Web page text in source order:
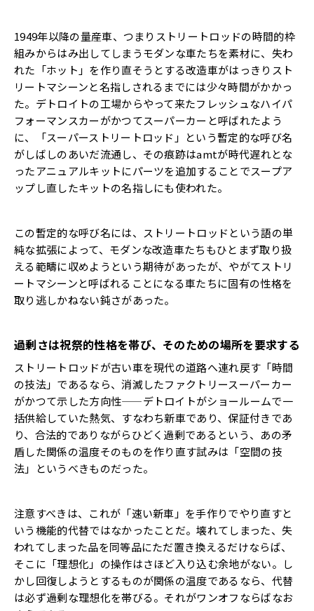
1949年以降の量産車、つまりストリートロッドの時間的枠
組みからはみ出してしまうモダンな車たちを素材に、失わ
れた「ホット」を作り直そうとする改造車がはっきりスト
リートマシーンと名指しされるまでには少々時間がかかっ
た。デトロイトの工場からやって来たフレッシュなハイパ
フォーマンスカーがかつてスーパーカーと呼ばれたよう
に、「スーパーストリートロッド」という暫定的な呼び名
がしばしのあいだ流通し、その痕跡はamtが時代遅れとな
ったアニュアルキットにパーツを追加することでスープア
ップし直したキットの名指しにも使われた。
この暫定的な呼び名には、ストリートロッドという語の単
純な拡張によって、モダンな改造車たちもひとまず取り扱
える範疇に収めようという期待があったが、やがてストリ
ートマシーンと呼ばれることになる車たちに固有の性格を
取り逃しかねない鈍さがあった。
過剰さは祝祭的性格を帯び、そのための場所を要求する
ストリートロッドが古い車を現代の道路へ連れ戻す「時間
の技法」であるなら、消滅したファクトリースーパーカー
がかつて示した方向性——デトロイトがショールームで一
括供給していた熱気、すなわち新車であり、保証付きであ
り、合法的でありながらひどく過剰であるという、あの矛
盾した関係の温度そのものを作り直す試みは「空間の技
法」というべきものだった。
注意すべきは、これが「速い新車」を手作りでやり直すと
いう機能的代替ではなかったことだ。壊れてしまった、失
われてしまった品を同等品にただ置き換えるだけならば、
そこに「理想化」の操作はさほど入り込む余地がない。し
かし回復しようとするものが関係の温度であるなら、代替
は必ず過剰な理想化を帯びる。それがワンオフならばなお